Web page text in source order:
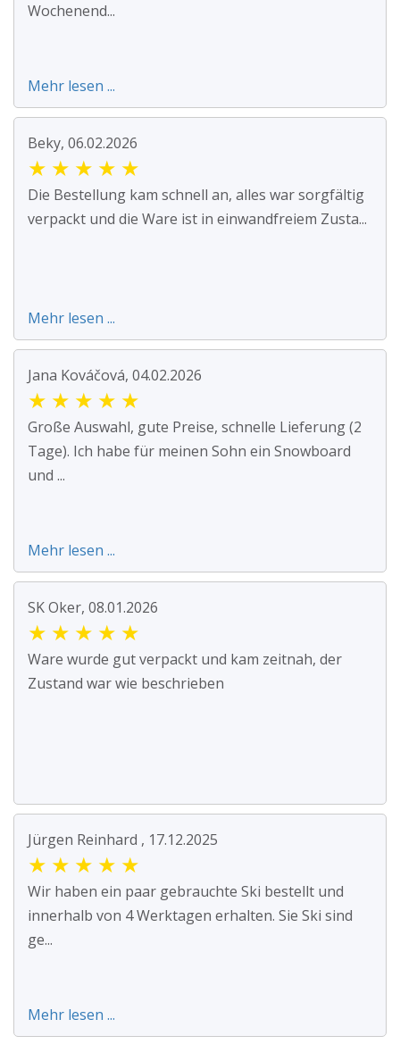
Wochenend...
Mehr lesen ...
Beky, 06.02.2026
★ ★ ★ ★ ★
Die Bestellung kam schnell an, alles war sorgfältig
verpackt und die Ware ist in einwandfreiem Zusta...
Mehr lesen ...
Jana Kováčová, 04.02.2026
★ ★ ★ ★ ★
Große Auswahl, gute Preise, schnelle Lieferung (2
Tage). Ich habe für meinen Sohn ein Snowboard
und ...
Mehr lesen ...
SK Oker, 08.01.2026
★ ★ ★ ★ ★
Ware wurde gut verpackt und kam zeitnah, der
Zustand war wie beschrieben
Jürgen Reinhard , 17.12.2025
★ ★ ★ ★ ★
Wir haben ein paar gebrauchte Ski bestellt und
innerhalb von 4 Werktagen erhalten. Sie Ski sind
ge...
Mehr lesen ...